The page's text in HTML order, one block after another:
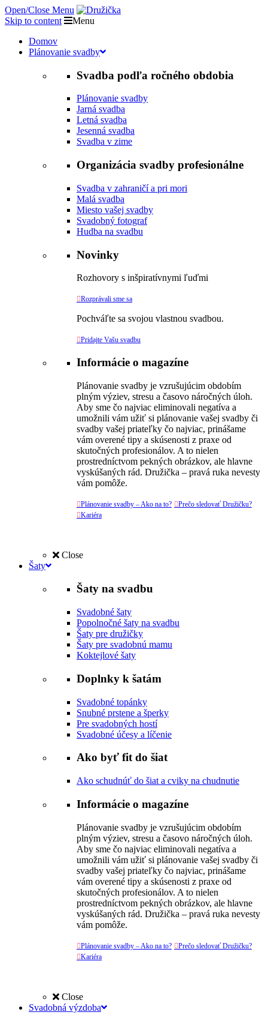
Open/Close Menu
Skip to content
Menu
Domov
Plánovanie svadby
Svadba podľa ročného obdobia
Plánovanie svadby
Jarná svadba
Letná svadba
Jesenná svadba
Svadba v zime
Organizácia svadby profesionálne
Svadba v zahraničí a pri mori
Malá svadba
Miesto vašej svadby
Svadobný fotograf
Hudba na svadbu
Novinky
Rozhovory s inšpiratívnymi ľuďmi
Rozprávali sme sa
Pochváľte sa svojou vlastnou svadbou.
Pridajte Vašu svadbu
Informácie o magazíne
Plánovanie svadby je vzrušujúcim obdobím
plným výziev, stresu a časovo náročných úloh.
Aby sme čo najviac eliminovali negatíva a
umožnili vám užiť si plánovanie vašej svadby či
svadby vašej priateľky čo najviac, prinášame
vám overené tipy a skúsenosti z praxe od
skutočných profesionálov. A to nielen
prostredníctvom pekných obrázkov, ale hlavne
vyskúšaných rád. Družička – pravá ruka nevesty
vám pomôže.
Plánovanie svadby – Ako na to? Prečo sledovať Družičku?
Kariéra
Close
Šaty
Šaty na svadbu
Svadobné šaty
Popolnočné šaty na svadbu
Šaty pre družičky
Šaty pre svadobnú mamu
Koktejlové šaty
Doplnky k šatám
Svadobné topánky
Snubné prstene a šperky
Pre svadobných hostí
Svadobné účesy a líčenie
Ako byť fit do šiat
Ako schudnúť do šiat a cviky na chudnutie
Informácie o magazíne
Plánovanie svadby je vzrušujúcim obdobím
plným výziev, stresu a časovo náročných úloh.
Aby sme čo najviac eliminovali negatíva a
umožnili vám užiť si plánovanie vašej svadby či
svadby vašej priateľky čo najviac, prinášame
vám overené tipy a skúsenosti z praxe od
skutočných profesionálov. A to nielen
prostredníctvom pekných obrázkov, ale hlavne
vyskúšaných rád. Družička – pravá ruka nevesty
vám pomôže.
Plánovanie svadby – Ako na to? Prečo sledovať Družičku?
Kariéra
Close
Svadobná výzdoba